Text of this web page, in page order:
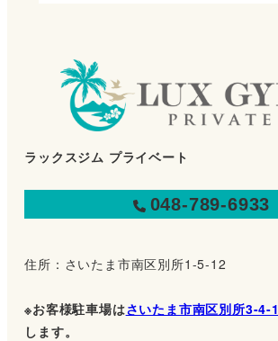
ラックスジム プライベート
048-789-6933
住所：さいたま市南区別所1-5-12
※お客様駐車場はさいたま市南区別所3-4-1
します。